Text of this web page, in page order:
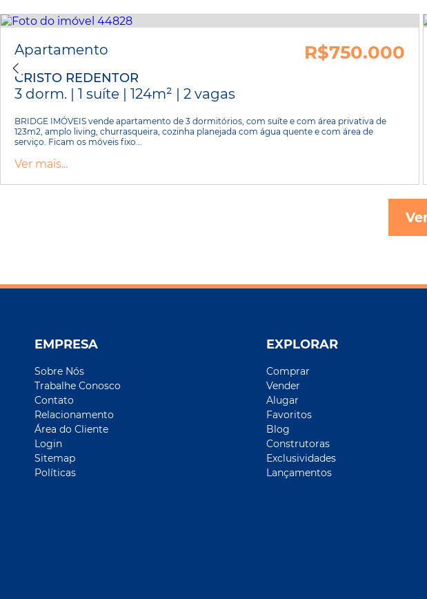
Apartamento R$750.000
CRISTO REDENTOR
3 dorm. | 1 suíte | 124m² | 2 vagas
BRIDGE IMÓVEIS vende apartamento de 3 dormitórios, com suíte e com área privativa de
123m2, amplo living, churrasqueira, cozinha planejada com água quente e com área de
serviço. Ficam os móveis fixo...
Ver mais...
EMPRESA
Sobre Nós
Trabalhe Conosco
Contato
Relacionamento
Área do Cliente
Login
Sitemap
Políticas
EXPLORAR
Comprar
Vender
Alugar
Favoritos
Blog
Construtoras
Exclusividades
Lançamentos